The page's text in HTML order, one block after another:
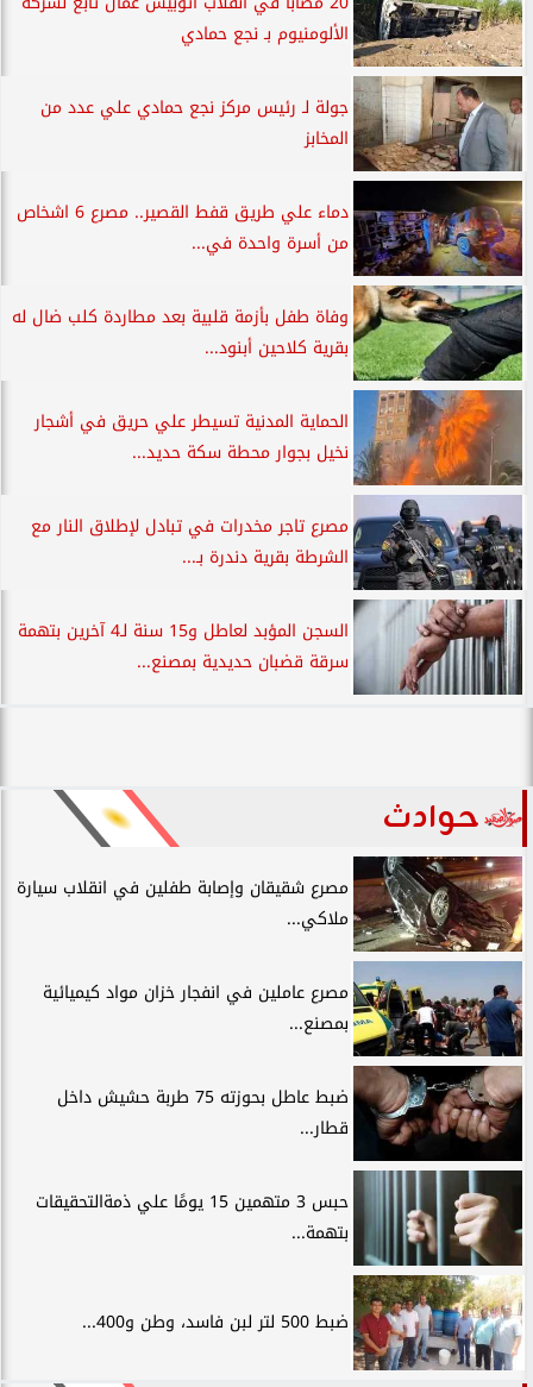
الألومنيوم بـ نجع حمادي
جولة لـ رئيس مركز نجع حمادي علي عدد من
المخابز
دماء علي طريق قفط القصير.. مصرع 6 اشخاص
من أسرة واحدة في...
وفاة طفل بأزمة قلبية بعد مطاردة كلب ضال له
بقرية كلاحين أبنود...
الحماية المدنية تسيطر علي حريق في أشجار
نخيل بجوار محطة سكة حديد...
مصرع تاجر مخدرات في تبادل لإطلاق النار مع
الشرطة بقرية دندرة بـ...
السجن المؤبد لعاطل و15 سنة لـ4 آخرين بتهمة
سرقة قضبان حديدية بمصنع...
حوادث
مصرع شقيقان وإصابة طفلين في انقلاب سيارة
ملاكي...
مصرع عاملين في انفجار خزان مواد كيميائية
بمصنع...
ضبط عاطل بحوزته 75 طربة حشيش داخل
قطار...
حبس 3 متهمين 15 يومًا علي ذمةالتحقيقات
بتهمة...
ضبط 500 لتر لبن فاسد، وطن و400...